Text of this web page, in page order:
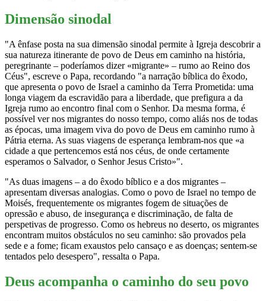
Dimensão sinodal
"A ênfase posta na sua dimensão sinodal permite à Igreja descobrir a
sua natureza itinerante de povo de Deus em caminho na história,
peregrinante – poderíamos dizer «migrante» – rumo ao Reino dos
Céus", escreve o Papa, recordando "a narração bíblica do êxodo,
que apresenta o povo de Israel a caminho da Terra Prometida: uma
longa viagem da escravidão para a liberdade, que prefigura a da
Igreja rumo ao encontro final com o Senhor. Da mesma forma, é
possível ver nos migrantes do nosso tempo, como aliás nos de todas
as épocas, uma imagem viva do povo de Deus em caminho rumo à
Pátria eterna. As suas viagens de esperança lembram-nos que «a
cidade a que pertencemos está nos céus, de onde certamente
esperamos o Salvador, o Senhor Jesus Cristo»".
"As duas imagens – a do êxodo bíblico e a dos migrantes –
apresentam diversas analogias. Como o povo de Israel no tempo de
Moisés, frequentemente os migrantes fogem de situações de
opressão e abuso, de insegurança e discriminação, de falta de
perspetivas de progresso. Como os hebreus no deserto, os migrantes
encontram muitos obstáculos no seu caminho: são provados pela
sede e a fome; ficam exaustos pelo cansaço e as doenças; sentem-se
tentados pelo desespero", ressalta o Papa.
Deus acompanha o caminho do seu povo